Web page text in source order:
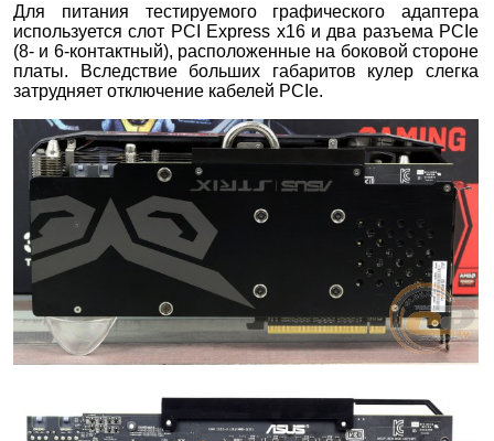
Для питания тестируемого графического адаптера
используется слот PCI Express x16 и два разъема PCIe
(8- и 6-контактный), расположенные на боковой стороне
платы. Вследствие больших габаритов кулер слегка
затрудняет отключение кабелей PCIe.